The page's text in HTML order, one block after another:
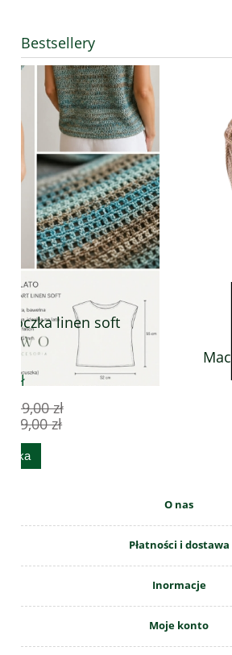
Bestsellery
Macrame sznurek
O nas
Płatności i dostawa
Inormacje
Moje konto